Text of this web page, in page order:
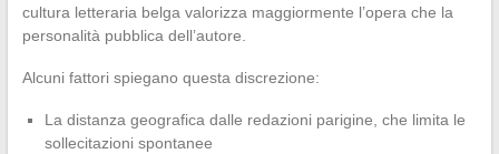
cultura letteraria belga valorizza maggiormente l’opera che la
personalità pubblica dell’autore.
Alcuni fattori spiegano questa discrezione:
La distanza geografica dalle redazioni parigine, che limita le
sollecitazioni spontanee